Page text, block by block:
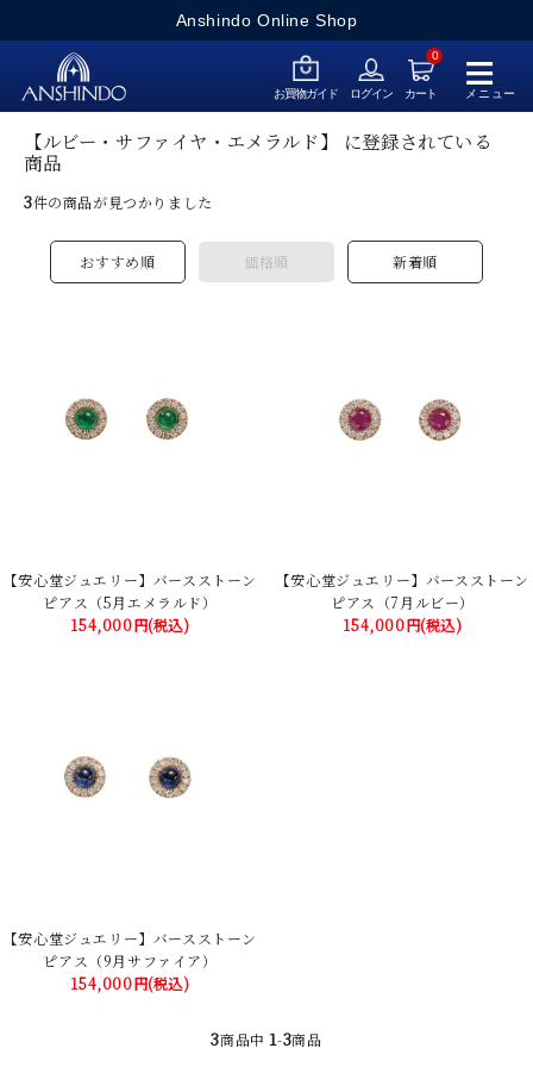
Anshindo Online Shop
≡
メニュー
お買物ガイド ログイン
0
カート
【ルビー・サファイヤ・エメラルド】 に登録されている
商品
3件の商品が見つかりました
おすすめ順 価格順 新着順
【安心堂ジュエリー】バースストーン
ピアス（5月エメラルド）
154,000円(税込)
【安心堂ジュエリー】バースストーン
ピアス（7月ルビー）
154,000円(税込)
【安心堂ジュエリー】バースストーン
ピアス（9月サファイア）
154,000円(税込)
3商品中 1-3商品